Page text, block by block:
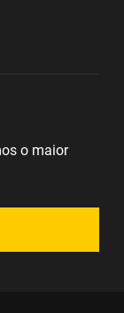
o maior